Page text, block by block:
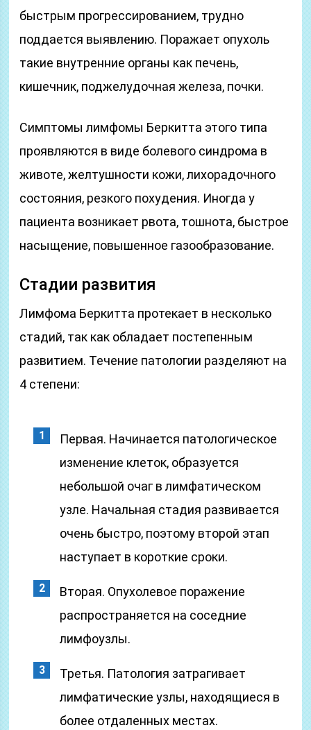
быстрым прогрессированием, трудно
поддается выявлению. Поражает опухоль
такие внутренние органы как печень,
кишечник, поджелудочная железа, почки.
Симптомы лимфомы Беркитта этого типа
проявляются в виде болевого синдрома в
животе, желтушности кожи, лихорадочного
состояния, резкого похудения. Иногда у
пациента возникает рвота, тошнота, быстрое
насыщение, повышенное газообразование.
Стадии развития
Лимфома Беркитта протекает в несколько
стадий, так как обладает постепенным
развитием. Течение патологии разделяют на
4 степени:
Первая. Начинается патологическое
изменение клеток, образуется
небольшой очаг в лимфатическом
узле. Начальная стадия развивается
очень быстро, поэтому второй этап
наступает в короткие сроки.
Вторая. Опухолевое поражение
распространяется на соседние
лимфоузлы.
Третья. Патология затрагивает
лимфатические узлы, находящиеся в
более отдаленных местах.